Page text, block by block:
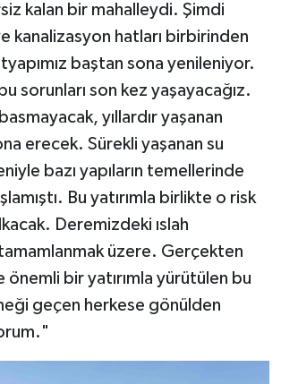
kalan bir mahalleydi. Şimdi
kanalizasyon hatları birbirinden
baştan sona yenileniyor.
sorunları son kez yaşayacağız.
yıllardır yaşanan
erecek. Sürekli yaşanan su
bazı yapıların temellerinde
Bu yatırımla birlikte o risk
Deremizdeki ıslah
tamamlanmak üzere. Gerçekten
önemli bir yatırımla yürütülen bu
geçen herkese gönülden